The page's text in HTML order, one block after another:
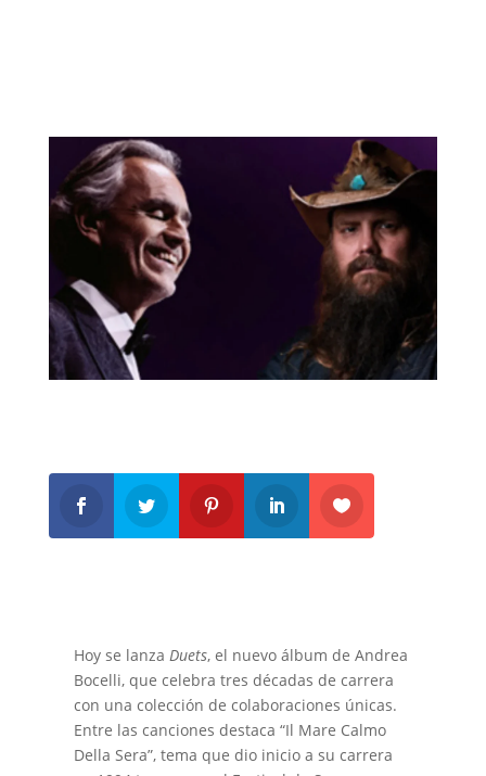
Hoy se lanzaDuets, el nuevo álbum de Andrea
Bocelli, que celebra tres décadas de carrera
con una colección de colaboraciones únicas.
Entre las canciones destaca “Il Mare Calmo
Della Sera”, tema que dio inicio a su carrera